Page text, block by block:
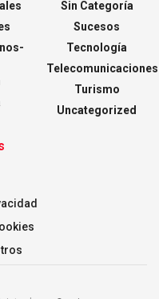
Sin Categoría
Sucesos
Tecnología
Telecomunicaciones
Turismo
Uncategorized